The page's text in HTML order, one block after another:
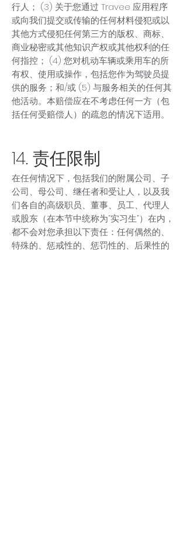
行人； (3) 关于您通过 Travee 应用程序
或向我们提交或传输的任何材料侵犯或以
其他方式侵犯任何第三方的版权、商标、
商业秘密或其他知识产权或其他权利的任
何指控； (4) 您对机动车辆或乘用车的所
有权、使用或操作，包括您作为驾驶员提
供的服务；和/或 (5) 与服务相关的任何其
他活动。本赔偿应在不考虑任何一方（包
括任何受赔偿人）的疏忽的情况下适用。
14. 责任限制
在任何情况下，包括我们的附属公司、子
公司、母公司、继任者和受让人，以及我
们各自的高级职员、董事、员工、代理人
或股东（在本节中统称为“实习生”）在内，
都不会对您承担以下责任：任何偶然的、
特殊的、惩戒性的、惩罚性的、后果性的